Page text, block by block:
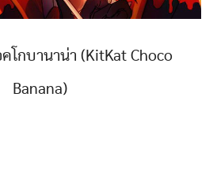
โกบานาน่า (KitKat Choco
Banana)